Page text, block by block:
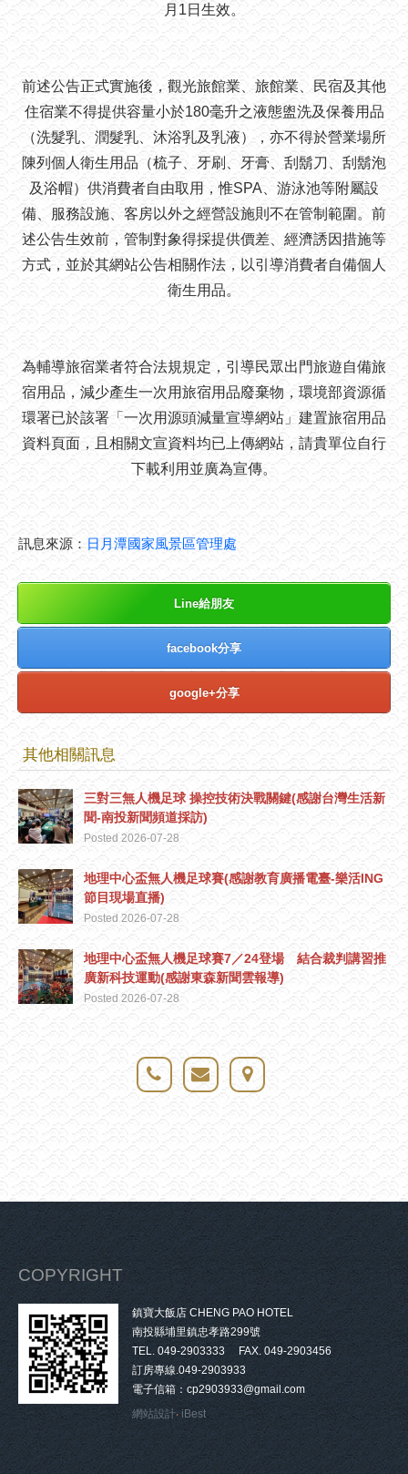
月1日生效。
前述公告正式實施後，觀光旅館業、旅館業、民宿及其他
住宿業不得提供容量小於180毫升之液態盥洗及保養用品
（洗髮乳、潤髮乳、沐浴乳及乳液），亦不得於營業場所
陳列個人衛生用品（梳子、牙刷、牙膏、刮鬍刀、刮鬍泡
及浴帽）供消費者自由取用，惟SPA、游泳池等附屬設
備、服務設施、客房以外之經營設施則不在管制範圍。前
述公告生效前，管制對象得採提供價差、經濟誘因措施等
方式，並於其網站公告相關作法，以引導消費者自備個人
衛生用品。
為輔導旅宿業者符合法規規定，引導民眾出門旅遊自備旅
宿用品，減少產生一次用旅宿用品廢棄物，環境部資源循
環署已於該署「一次用源頭減量宣導網站」建置旅宿用品
資料頁面，且相關文宣資料均已上傳網站，請貴單位自行
下載利用並廣為宣傳。
訊息來源： 日月潭國家風景區管理處
Line給朋友
facebook分享
google+分享
其他相關訊息
三對三無人機足球 操控技術決戰關鍵(感謝台灣生活新
聞-南投新聞頻道採訪)
Posted 2026-07-28
地理中心盃無人機足球賽(感謝教育廣播電臺-樂活ING
節目現場直播)
Posted 2026-07-28
地理中心盃無人機足球賽7／24登場 結合裁判講習推
廣新科技運動(感謝東森新聞雲報導)
Posted 2026-07-28
COPYRIGHT
鎮寶大飯店 CHENG PAO HOTEL
南投縣埔里鎮忠孝路299號
TEL. 049-2903333 FAX. 049-2903456
訂房專線.049-2903933
電子信箱：cp2903933@gmail.com
網站設計‧ iBest